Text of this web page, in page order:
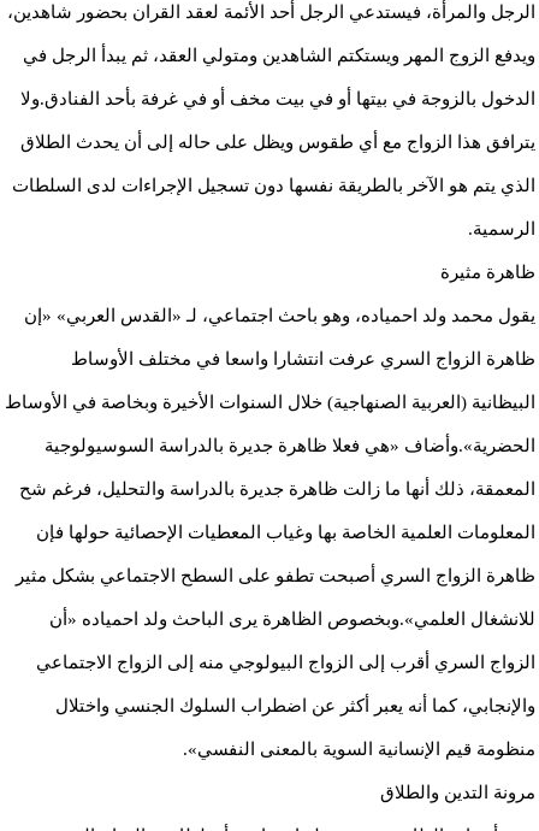
الرجل والمرأة، فيستدعي الرجل أحد الأئمة لعقد القران بحضور شاهدين،
ويدفع الزوج المهر ويستكتم الشاهدين ومتولي العقد، ثم يبدأ الرجل في
الدخول بالزوجة في بيتها أو في بيت مخف أو في غرفة بأحد الفنادق.ولا
يترافق هذا الزواج مع أي طقوس ويظل على حاله إلى أن يحدث الطلاق
الذي يتم هو الآخر بالطريقة نفسها دون تسجيل الإجراءات لدى السلطات
الرسمية.
ظاهرة مثيرة
يقول محمد ولد احمياده، وهو باحث اجتماعي، لـ «القدس العربي» «إن
ظاهرة الزواج السري عرفت انتشارا واسعا في مختلف الأوساط
البيظانية (العربية الصنهاجية) خلال السنوات الأخيرة وبخاصة في الأوساط
الحضرية».وأضاف «هي فعلا ظاهرة جديرة بالدراسة السوسيولوجية
المعمقة، ذلك أنها ما زالت ظاهرة جديرة بالدراسة والتحليل، فرغم شح
المعلومات العلمية الخاصة بها وغياب المعطيات الإحصائية حولها فإن
ظاهرة الزواج السري أصبحت تطفو على السطح الاجتماعي بشكل مثير
للانشغال العلمي».وبخصوص الظاهرة يرى الباحث ولد احمياده «أن
الزواج السري أقرب إلى الزواج البيولوجي منه إلى الزواج الاجتماعي
والإنجابي، كما أنه يعبر أكثر عن اضطراب السلوك الجنسي واختلال
منظومة قيم الإنسانية السوية بالمعنى النفسي».
مرونة التدين والطلاق